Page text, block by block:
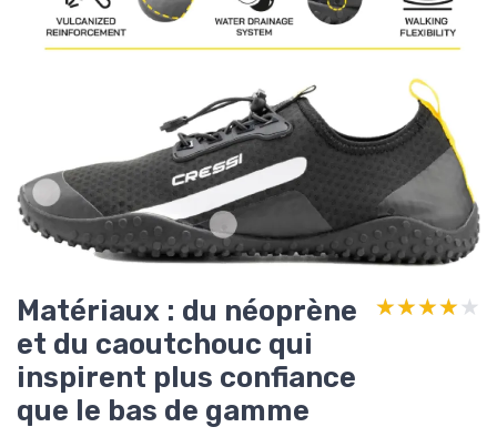
Matériaux : du néoprène
et du caoutchouc qui
inspirent plus confiance
que le bas de gamme
★★★★★
★★★★★